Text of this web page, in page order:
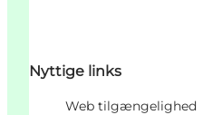
Nyttige links
Web tilgængelighed